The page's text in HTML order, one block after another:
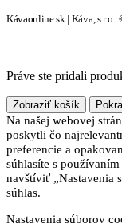
Kávaonline.sk | Káva,
Práve ste pridali
Zobraziť košík
Na našej webovej
poskytli čo
preferencie a
súhlasíte s
navštíviť „Nastavenia
súhlas.
Nastavenia súborov